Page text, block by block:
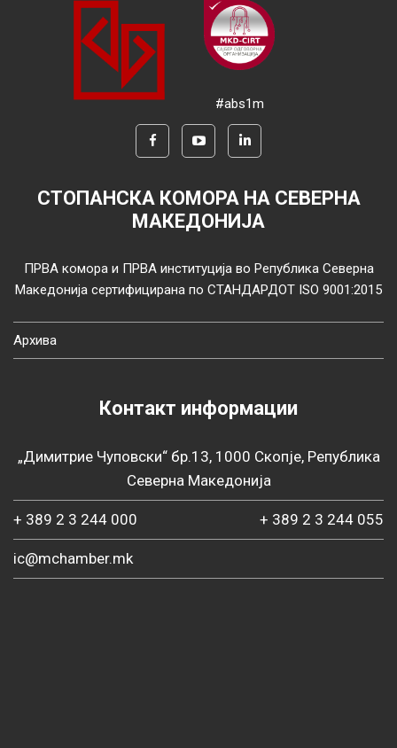
#abs1m
СТОПАНСКА КОМОРА НА СЕВЕРНА
МАКЕДОНИЈА
ПРВА комора и ПРВА институција во Република Северна
Македонија сертифицирана по СТАНДАРДОТ ISO 9001:2015
Архива
Контакт информации
„Димитрие Чуповски“ бр.13, 1000 Скопје, Република
Северна Македонија
+ 389 2 3 244 000 + 389 2 3 244 055
ic@mchamber.mk